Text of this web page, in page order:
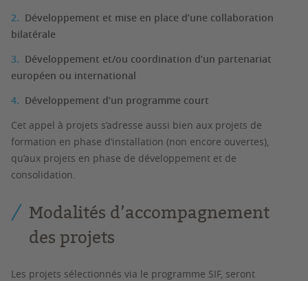
Développement et mise en place d’une collaboration
bilatérale
Développement et/ou coordination d’un partenariat
européen ou international
Développement d’un programme court
Cet appel à projets s’adresse aussi bien aux projets de
formation en phase d’installation (non encore ouvertes),
qu’aux projets en phase de développement et de
consolidation.
Modalités d’accompagnement
des projets
Les projets sélectionnés via le programme SIF, seront